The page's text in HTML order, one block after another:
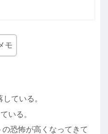
モ
ている。
いる。
恐怖が高くなってきて